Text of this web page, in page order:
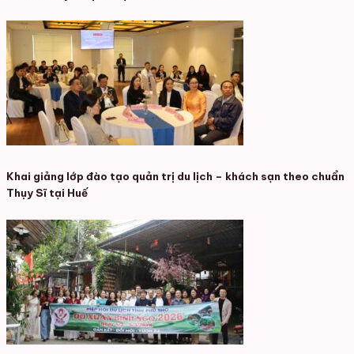
Khai giảng lớp đào tạo quản trị du lịch – khách sạn theo chuẩn
Thụy Sĩ tại Huế